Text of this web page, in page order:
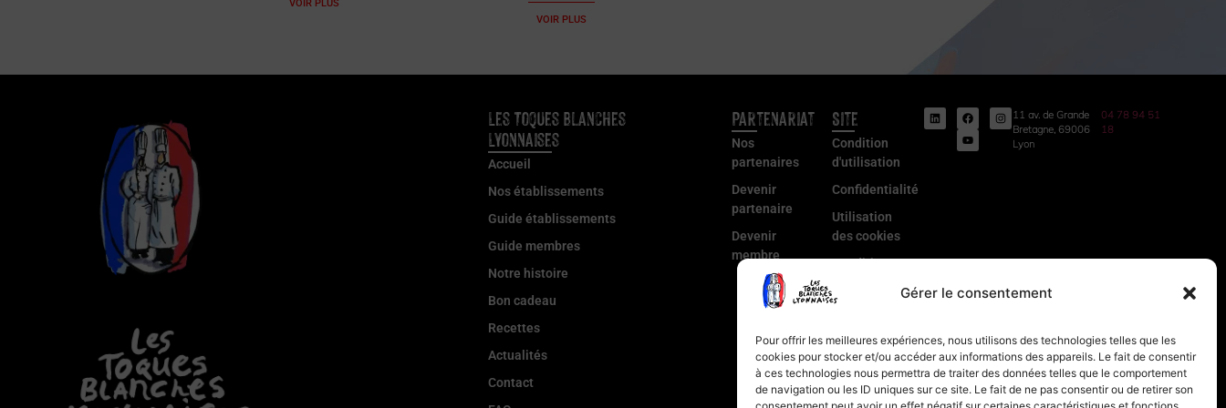
Gérer le consentement
Pour offrir les meilleures expériences, nous utilisons des technologies telles que les
cookies pour stocker et/ou accéder aux informations des appareils. Le fait de consentir
à ces technologies nous permettra de traiter des données telles que le comportement
de navigation ou les ID uniques sur ce site. Le fait de ne pas consentir ou de retirer son
VOIR PLUS
VOIR PLUS
Les Toques Blanches
Lyonnaises
Accueil
Nos établissements
Guide établissements
Guide membres
Notre histoire
Bon cadeau
Recettes
Actualités
Contact
Partenariat
Nos
partenaires
Devenir
partenaire
Devenir
membre
Site
Condition
d'utilisation
Confidentialité
Utilisation
des cookies
Conditions
de Vente
légales
11 av. de Grande
Bretagne, 69006
Lyon
04 78 94 51
18